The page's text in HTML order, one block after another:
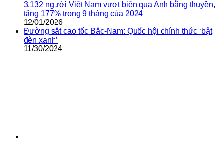
3,132 người Việt Nam vượt biên qua Anh bằng thuyền,
tăng 177% trong 9 tháng của 2024
12/01/2026
Đường sắt cao tốc Bắc-Nam: Quốc hội chính thức ‘bật
đèn xanh’
11/30/2024